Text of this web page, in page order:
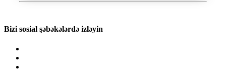
Bizi sosial şəbəkələrdə izləyin